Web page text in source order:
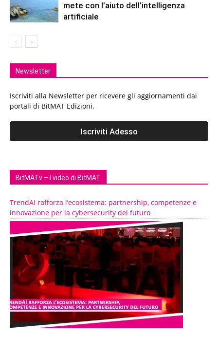
mete con l’aiuto dell’intelligenza
artificiale
Newsletter
Iscriviti alla Newsletter per ricevere gli aggiornamenti dai
portali di BitMAT Edizioni.
BitMATv – I video di BitMAT
TrendAI rafforza l’ecosistema: partnership, competenze e
innovazione per la cybersecurity del futuro